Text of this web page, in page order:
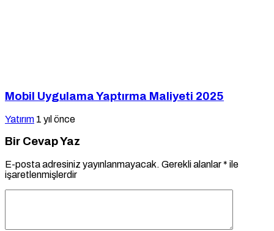
Mobil Uygulama Yaptırma Maliyeti 2025
Yatırım 1 yıl önce
Bir Cevap Yaz
E-posta adresiniz yayınlanmayacak. Gerekli alanlar* ile
işaretlenmişlerdir